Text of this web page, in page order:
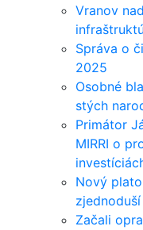
Vranov
Správa o
2025
Osobné
stých
Primátor
MIRRI o
Nový
Začali